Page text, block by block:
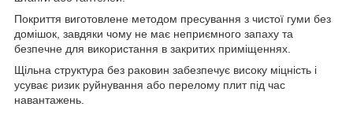
Покриття виготовлене методом пресування з чистої гуми без
домішок, завдяки чому не має неприємного запаху та
безпечне для використання в закритих приміщеннях.
Щільна структура без раковин забезпечує високу міцність і
усуває ризик руйнування або перелому плит під час
навантажень.